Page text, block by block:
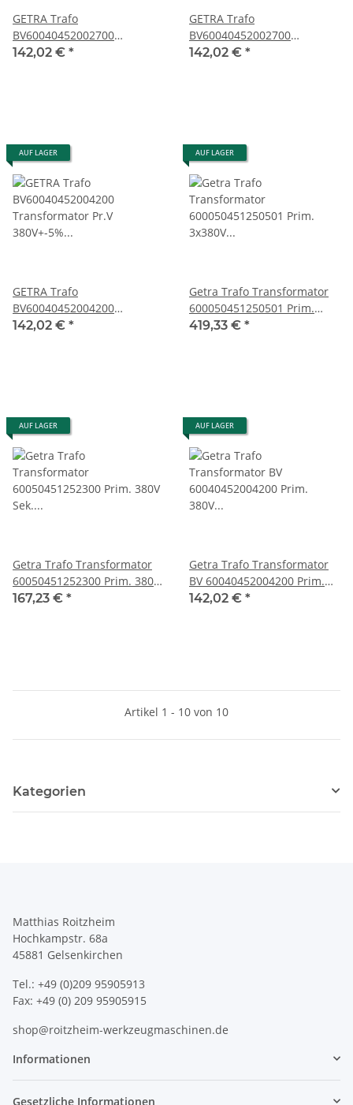
GETRA Trafo
BV60040452002700
Transformator DEI125/41,5
142,02 € *
GETRA Trafo
BV60040452002700
Transformator DEI125/41,5
142,02 € *
AUF LAGER
GETRA Trafo
BV60040452004200
Transformator Pr.V
142,02 € *
AUF LAGER
Getra Trafo Transformator
600050451250501 Prim.
3x380V Sek. 3x165V 13,98A
419,33 € *
AUF LAGER
Getra Trafo Transformator
60050451252300 Prim. 380V
Sek. 42-48V 3A gebraucht
167,23 € *
AUF LAGER
Getra Trafo Transformator
BV 60040452004200 Prim.
380V Sek 220/2,6 24/4,5
142,02 € *
Artikel 1 - 10 von 10
Kategorien
Matthias Roitzheim
Hochkampstr. 68a
45881 Gelsenkirchen
Tel.: +49 (0)209 95905913
Fax: +49 (0) 209 95905915
shop@roitzheim-werkzeugmaschinen.de
Informationen
Gesetzliche Informationen